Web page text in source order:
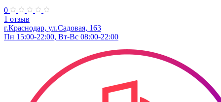
0
1 отзыв
г.Краснодар, ул.Садовая, 163
Пн 15:00-22:00, Вт-Вс 08:00-22:00